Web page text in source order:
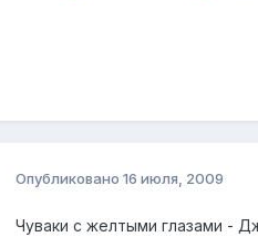
Опубликовано 16 июля, 2009
Чуваки с желтыми глазами -